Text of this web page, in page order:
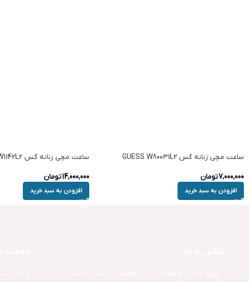
ساعت مچی زنانه گس GUESS W80031L2
7,000,000تومان
افزودن به سبد خرید
ساعت مچی زنانه گس GUESS W1142L2
14,000,000تومان
افزودن به سبد خرید